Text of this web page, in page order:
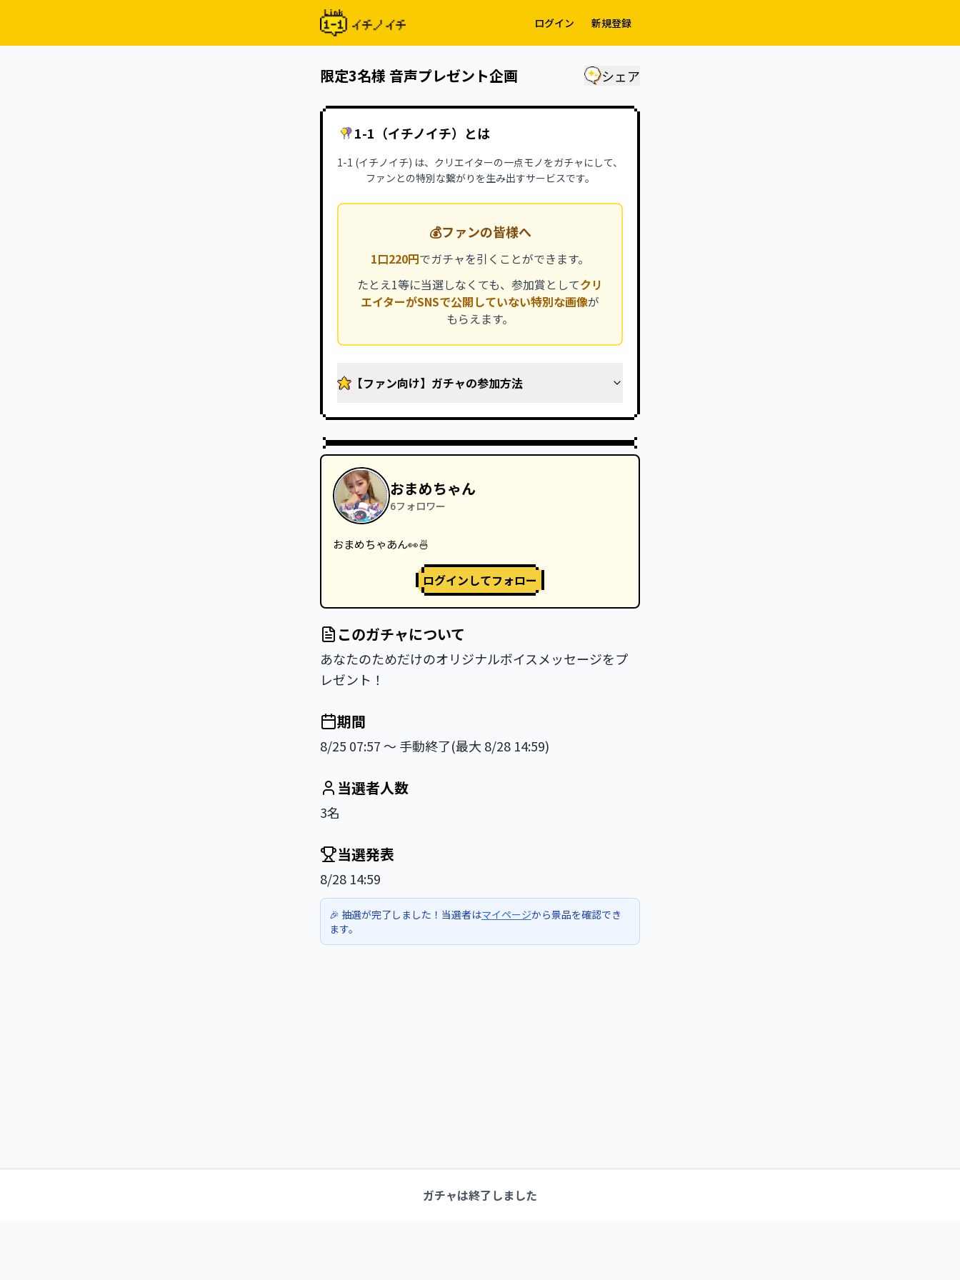
ログイン 新規登録
限定3名様 音声プレゼント企画 シェア
1-1（イチノイチ）とは
1-1 (イチノイチ) は、クリエイターの一点モノをガチャにして、
ファンとの特別な繋がりを生み出すサービスです。
💰ファンの皆様へ
1口220円でガチャを引くことができます。
たとえ1等に当選しなくても、参加賞としてクリ
エイターがSNSで公開していない特別な画像が
もらえます。
【ファン向け】ガチャの参加方法
おまめちゃん
6フォロワー
おまめちゃあん👀🍜
ログインしてフォロー
このガチャについて
あなたのためだけのオリジナルボイスメッセージをプ
レゼント！
期間
8/25 07:57 〜 手動終了(最大 8/28 14:59)
当選者人数
3名
当選発表
8/28 14:59
🎉 抽選が完了しました！当選者はマイページから景品を確認でき
ます。
ガチャは終了しました